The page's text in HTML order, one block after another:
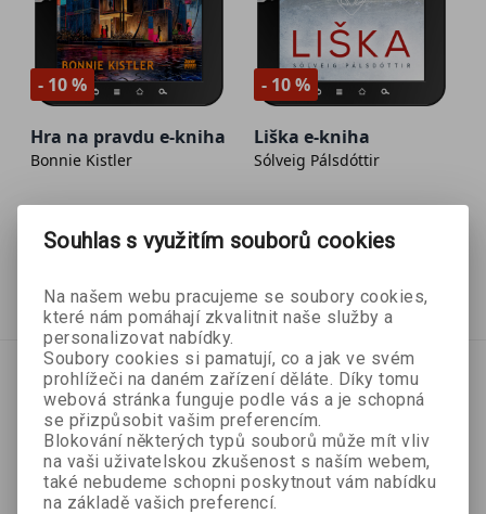
- 10 %
Hra na pravdu e-kniha
Bonnie Kistler
287 Kč 319 Kč
Přidat do košíku
- 10 %
Liška e-kniha
Sólveig Pálsdóttir
287 Kč 319 Kč
Přidat do košíku
Souhlas s využitím souborů cookies
Na našem webu pracujeme se soubory cookies,
které nám pomáhají zkvalitnit naše služby a
personalizovat nabídky.
Soubory cookies si pamatují, co a jak ve svém
prohlížeči na daném zařízení děláte. Díky tomu
webová stránka funguje podle vás a je schopná
se přizpůsobit vašim preferencím.
Blokování některých typů souborů může mít vliv
na vaši uživatelskou zkušenost s naším webem,
také nebudeme schopni poskytnout vám nabídku
na základě vašich preferencí.